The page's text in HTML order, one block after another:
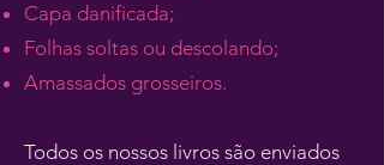
Capa danificada;
Folhas soltas ou descolando;
Amassados grosseiros.
Todos os nossos livros são enviados